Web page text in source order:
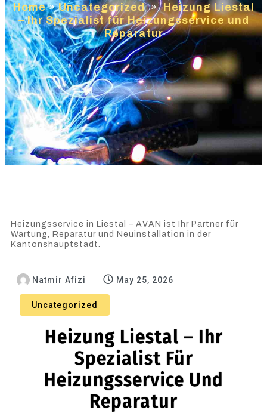
Home»Uncategorized » Heizung Liestal
– Ihr Spezialist für Heizungsservice und
Reparatur
Heizungsservice in Liestal – AVAN ist Ihr Partner für
Wartung, Reparatur und Neuinstallation in der
Kantonshauptstadt.
Natmir Afizi May 25, 2026
Uncategorized
Heizung Liestal – Ihr
Spezialist Für
Heizungsservice Und
Reparatur